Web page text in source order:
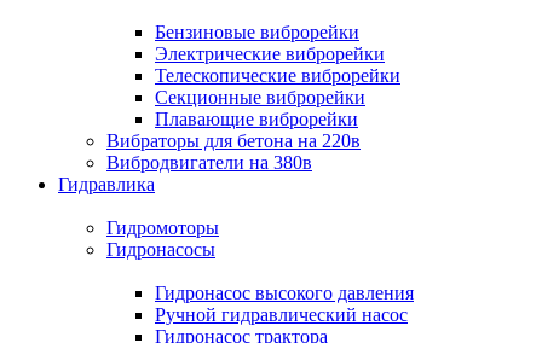
Бензиновые виброрейки
Электрические виброрейки
Телескопические виброрейки
Секционные виброрейки
Плавающие виброрейки
Вибраторы для бетона на 220в
Вибродвигатели на 380в
Гидравлика
Гидромоторы
Гидронасосы
Гидронасос высокого давления
Ручной гидравлический насос
Гидронасос трактора